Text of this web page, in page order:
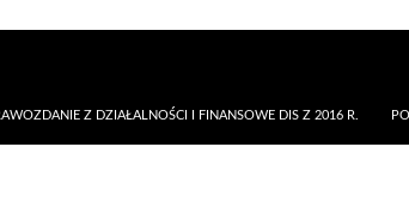
Z DZIAŁALNOŚCI I FINANSOWE DIS Z 2016 R.